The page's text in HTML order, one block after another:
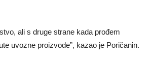
ali s druge strane kada prođem
uvozne proizvode”, kazao je Poričanin.